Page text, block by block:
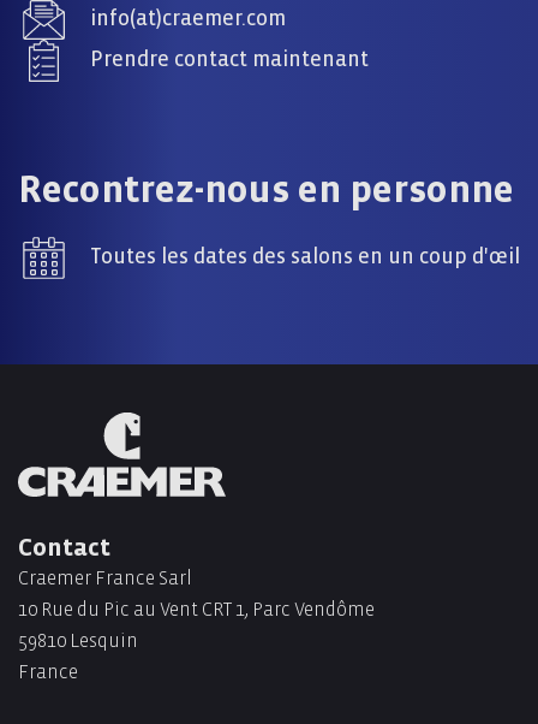
info(at)craemer.com
Prendre contact maintenant
Recontrez-nous en personne
Toutes les dates des salons en un coup d'œil
Contact
Craemer France Sarl
10 Rue du Pic au Vent CRT 1, Parc Vendôme
59810 Lesquin
France